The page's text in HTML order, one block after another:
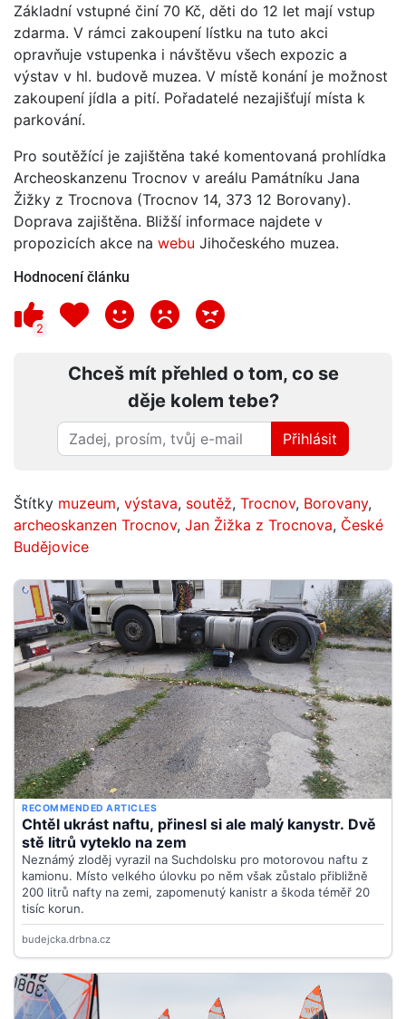
Základní vstupné činí 70 Kč, děti do 12 let mají vstup
zdarma. V rámci zakoupení lístku na tuto akci
opravňuje vstupenka i návštěvu všech expozic a
výstav v hl. budově muzea. V místě konání je možnost
zakoupení jídla a pití. Pořadatelé nezajišťují místa k
parkování.
Pro soutěžící je zajištěna také komentovaná prohlídka
Archeoskanzenu Trocnov v areálu Památníku Jana
Žižky z Trocnova (Trocnov 14, 373 12 Borovany).
Doprava zajištěna. Bližší informace najdete v
propozicích akce na webu Jihočeského muzea.
Hodnocení článku
2
Chceš mít přehled o tom, co se
děje kolem tebe?
Přihlásit
Štítky muzeum, výstava, soutěž, Trocnov, Borovany,
archeoskanzen Trocnov, Jan Žižka z Trocnova, České
Budějovice